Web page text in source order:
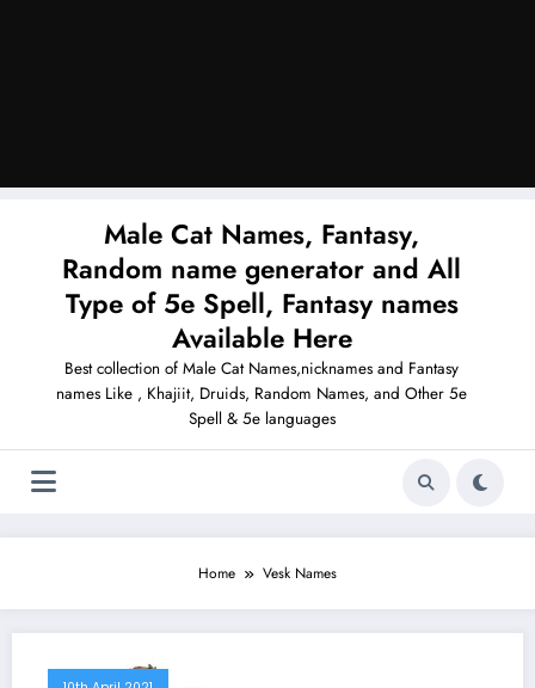
Male Cat Names, Fantasy,
Random name generator and All
Type of 5e Spell, Fantasy names
Available Here
Best collection of Male Cat Names,nicknames and Fantasy
names Like , Khajiit, Druids, Random Names, and Other 5e
Spell & 5e languages
Home Vesk Names